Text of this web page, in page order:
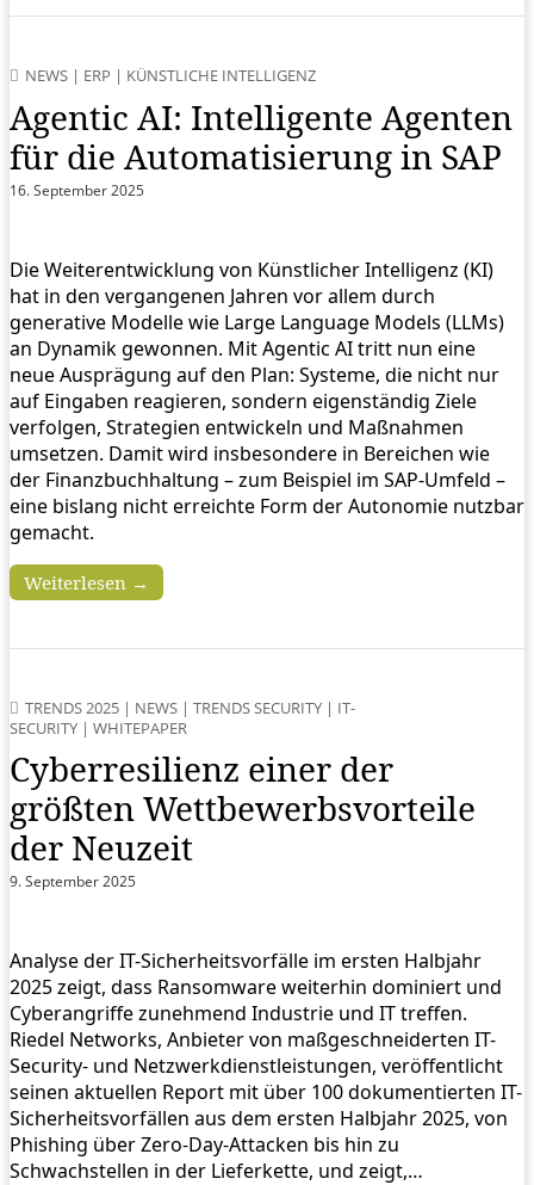
NEWS | ERP | KÜNSTLICHE INTELLIGENZ
Agentic AI: Intelligente Agenten
für die Automatisierung in SAP
16. September 2025
Die Weiterentwicklung von Künstlicher Intelligenz (KI)
hat in den vergangenen Jahren vor allem durch
generative Modelle wie Large Language Models (LLMs)
an Dynamik gewonnen. Mit Agentic AI tritt nun eine
neue Ausprägung auf den Plan: Systeme, die nicht nur
auf Eingaben reagieren, sondern eigenständig Ziele
verfolgen, Strategien entwickeln und Maßnahmen
umsetzen. Damit wird insbesondere in Bereichen wie
der Finanzbuchhaltung – zum Beispiel im SAP-Umfeld –
eine bislang nicht erreichte Form der Autonomie nutzbar
gemacht.
Weiterlesen →
TRENDS 2025 | NEWS | TRENDS SECURITY | IT-
SECURITY | WHITEPAPER
Cyberresilienz einer der
größten Wettbewerbsvorteile
der Neuzeit
9. September 2025
Analyse der IT-Sicherheitsvorfälle im ersten Halbjahr
2025 zeigt, dass Ransomware weiterhin dominiert und
Cyberangriffe zunehmend Industrie und IT treffen.
Riedel Networks, Anbieter von maßgeschneiderten IT-
Security- und Netzwerkdienstleistungen, veröffentlicht
seinen aktuellen Report mit über 100 dokumentierten IT-
Sicherheitsvorfällen aus dem ersten Halbjahr 2025, von
Phishing über Zero-Day-Attacken bis hin zu
Schwachstellen in der Lieferkette, und zeigt,…